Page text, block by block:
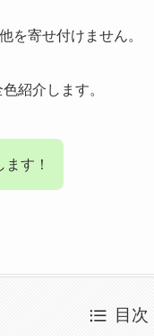
を寄せ付けません。
紹介します。
す！
目次